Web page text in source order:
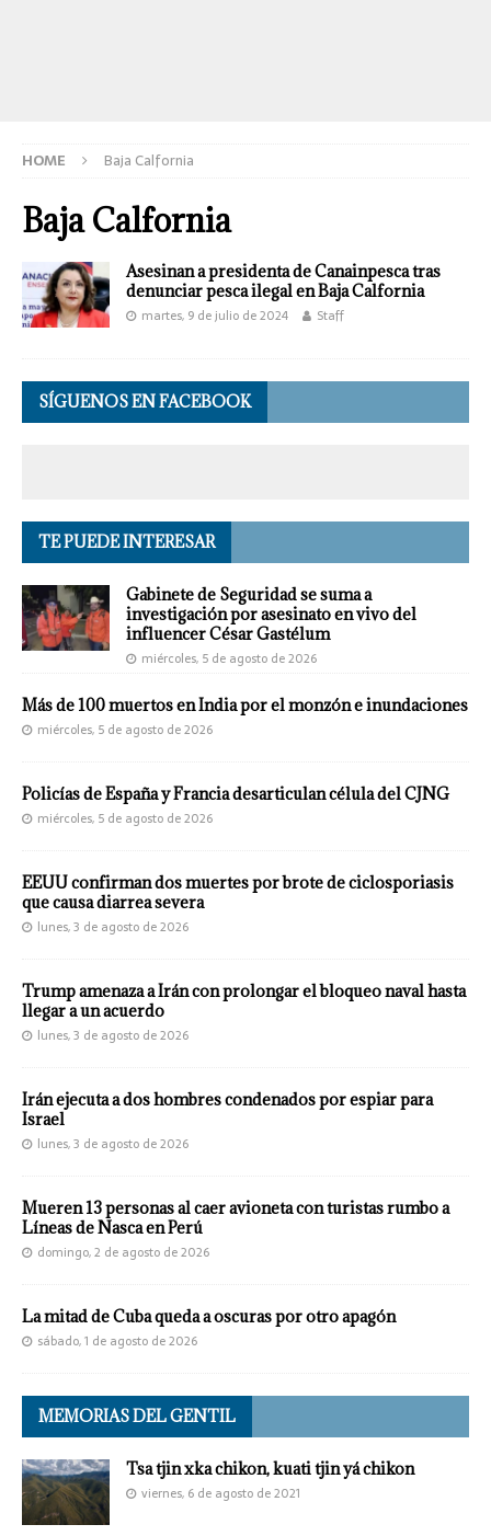
HOME Baja Calfornia
Baja Calfornia
Asesinan a presidenta de Canainpesca tras
denunciar pesca ilegal en Baja Calfornia
martes, 9 de julio de 2024 Staff
SÍGUENOS EN FACEBOOK
TE PUEDE INTERESAR
Gabinete de Seguridad se suma a
investigación por asesinato en vivo del
influencer César Gastélum
miércoles, 5 de agosto de 2026
Más de 100 muertos en India por el monzón e inundaciones
miércoles, 5 de agosto de 2026
Policías de España y Francia desarticulan célula del CJNG
miércoles, 5 de agosto de 2026
EEUU confirman dos muertes por brote de ciclosporiasis
que causa diarrea severa
lunes, 3 de agosto de 2026
Trump amenaza a Irán con prolongar el bloqueo naval hasta
llegar a un acuerdo
lunes, 3 de agosto de 2026
Irán ejecuta a dos hombres condenados por espiar para
Israel
lunes, 3 de agosto de 2026
Mueren 13 personas al caer avioneta con turistas rumbo a
Líneas de Nasca en Perú
domingo, 2 de agosto de 2026
La mitad de Cuba queda a oscuras por otro apagón
sábado, 1 de agosto de 2026
MEMORIAS DEL GENTIL
Tsa tjin xka chikon, kuati tjin yá chikon
viernes, 6 de agosto de 2021